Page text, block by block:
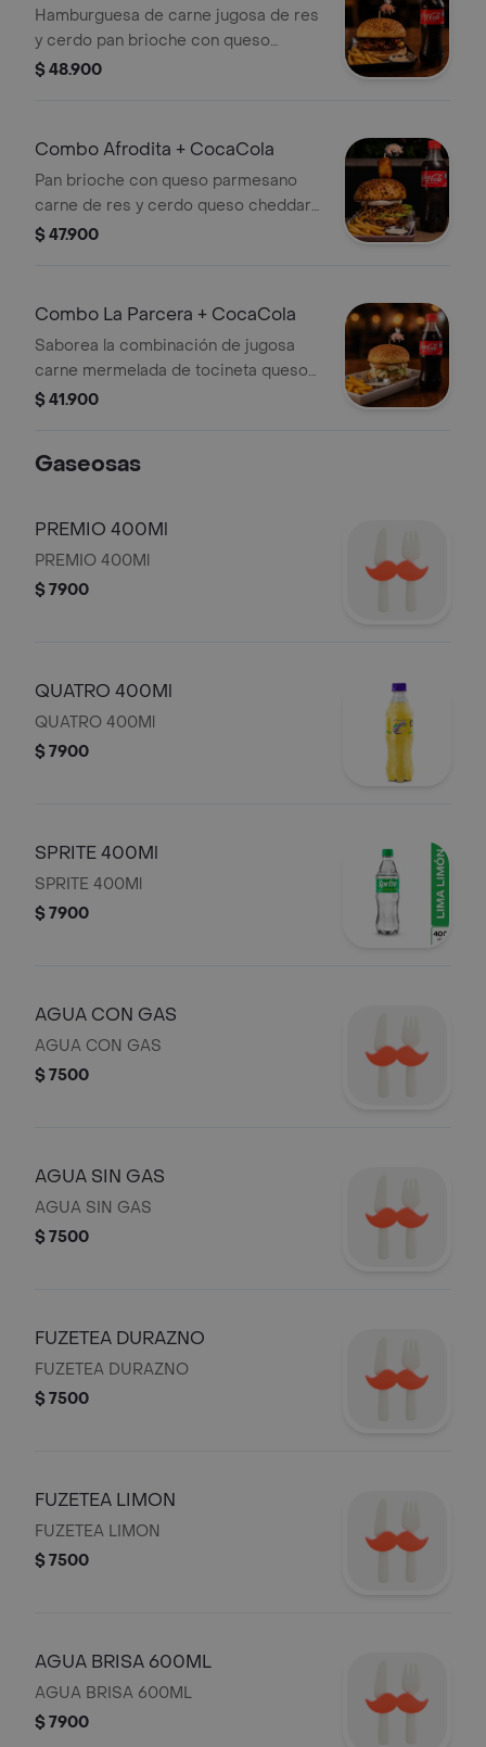
CocaCola
Hamburguesa de carne jugosa de res
y cerdo pan brioche con queso
parmesano queso cheddar y el toque
de la casa + papas a elección y
$ 48.900
Combo Afrodita + CocaCola
Pan brioche con queso parmesano
carne de res y cerdo queso cheddar
gratinado mermelada de tocineta
con queso Paipa frito con salsa de
CocaCola.
$ 47.900
Combo La Parcera + CocaCola
Saborea la combinación de jugosa
carne mermelada de tocineta queso
cheddar cogollo europeo aros de
$ 41.900
Gaseosas
PREMIO 400Ml
PREMIO 400Ml
$ 7900
QUATRO 400Ml
QUATRO 400Ml
$ 7900
SPRITE 400Ml
SPRITE 400Ml
$ 7900
AGUA CON GAS
AGUA CON GAS
$ 7500
AGUA SIN GAS
AGUA SIN GAS
$ 7500
FUZETEA DURAZNO
FUZETEA DURAZNO
$ 7500
FUZETEA LIMON
FUZETEA LIMON
$ 7500
AGUA BRISA 600ML
AGUA BRISA 600ML
$ 7900